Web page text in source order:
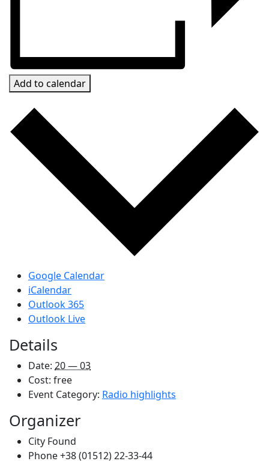
Add to calendar
Google Calendar
iCalendar
Outlook 365
Outlook Live
Details
Date: 20 — 03
Cost: free
Event Category: Radio highlights
Organizer
City Found
Phone+38 (01512) 22-33-44